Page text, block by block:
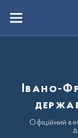
вмістуMenu
Івано-
Офіційний